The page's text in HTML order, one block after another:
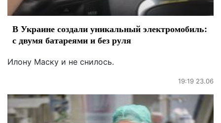
В Украине создали уникальный электромобиль:
с двумя батареями и без руля
Илону Маску и не снилось.
19:19 23.06